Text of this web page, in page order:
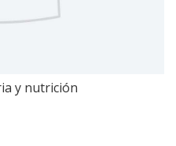
y nutrición